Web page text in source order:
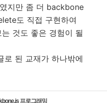
지만 좀 더 backbone
도 직접 구현하여
것도 좋은 경험이 될
된 교재가 하나밖에
프로그래밍